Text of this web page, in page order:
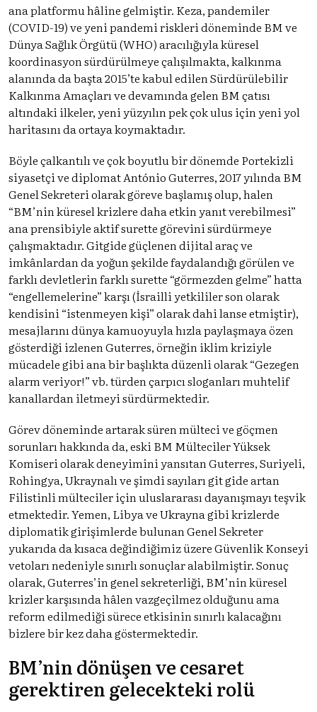
ana platformu hâline gelmiştir. Keza, pandemiler
(COVID-19) ve yeni pandemi riskleri döneminde BM ve
Dünya Sağlık Örgütü (WHO) aracılığıyla küresel
koordinasyon sürdürülmeye çalışılmakta, kalkınma
alanında da başta 2015’te kabul edilen Sürdürülebilir
Kalkınma Amaçları ve devamında gelen BM çatısı
altındaki ilkeler, yeni yüzyılın pek çok ulus için yeni yol
haritasını da ortaya koymaktadır.
Böyle çalkantılı ve çok boyutlu bir dönemde Portekizli
siyasetçi ve diplomat António Guterres, 2017 yılında BM
Genel Sekreteri olarak göreve başlamış olup, halen
“BM’nin küresel krizlere daha etkin yanıt verebilmesi”
ana prensibiyle aktif surette görevini sürdürmeye
çalışmaktadır. Gitgide güçlenen dijital araç ve
imkânlardan da yoğun şekilde faydalandığı görülen ve
farklı devletlerin farklı surette “görmezden gelme” hatta
“engellemelerine” karşı (İsrailli yetkililer son olarak
kendisini “istenmeyen kişi” olarak dahi lanse etmiştir),
mesajlarını dünya kamuoyuyla hızla paylaşmaya özen
gösterdiği izlenen Guterres, örneğin iklim kriziyle
mücadele gibi ana bir başlıkta düzenli olarak “Gezegen
alarm veriyor!” vb. türden çarpıcı sloganları muhtelif
kanallardan iletmeyi sürdürmektedir.
Görev döneminde artarak süren mülteci ve göçmen
sorunları hakkında da, eski BM Mülteciler Yüksek
Komiseri olarak deneyimini yansıtan Guterres, Suriyeli,
Rohingya, Ukraynalı ve şimdi sayıları git gide artan
Filistinli mülteciler için uluslararası dayanışmayı teşvik
etmektedir. Yemen, Libya ve Ukrayna gibi krizlerde
diplomatik girişimlerde bulunan Genel Sekreter
yukarıda da kısaca değindiğimiz üzere Güvenlik Konseyi
vetoları nedeniyle sınırlı sonuçlar alabilmiştir. Sonuç
olarak, Guterres’in genel sekreterliği, BM’nin küresel
krizler karşısında hâlen vazgeçilmez olduğunu ama
reform edilmediği sürece etkisinin sınırlı kalacağını
bizlere bir kez daha göstermektedir.
BM’nin dönüşen ve cesaret
gerektiren gelecekteki rolü